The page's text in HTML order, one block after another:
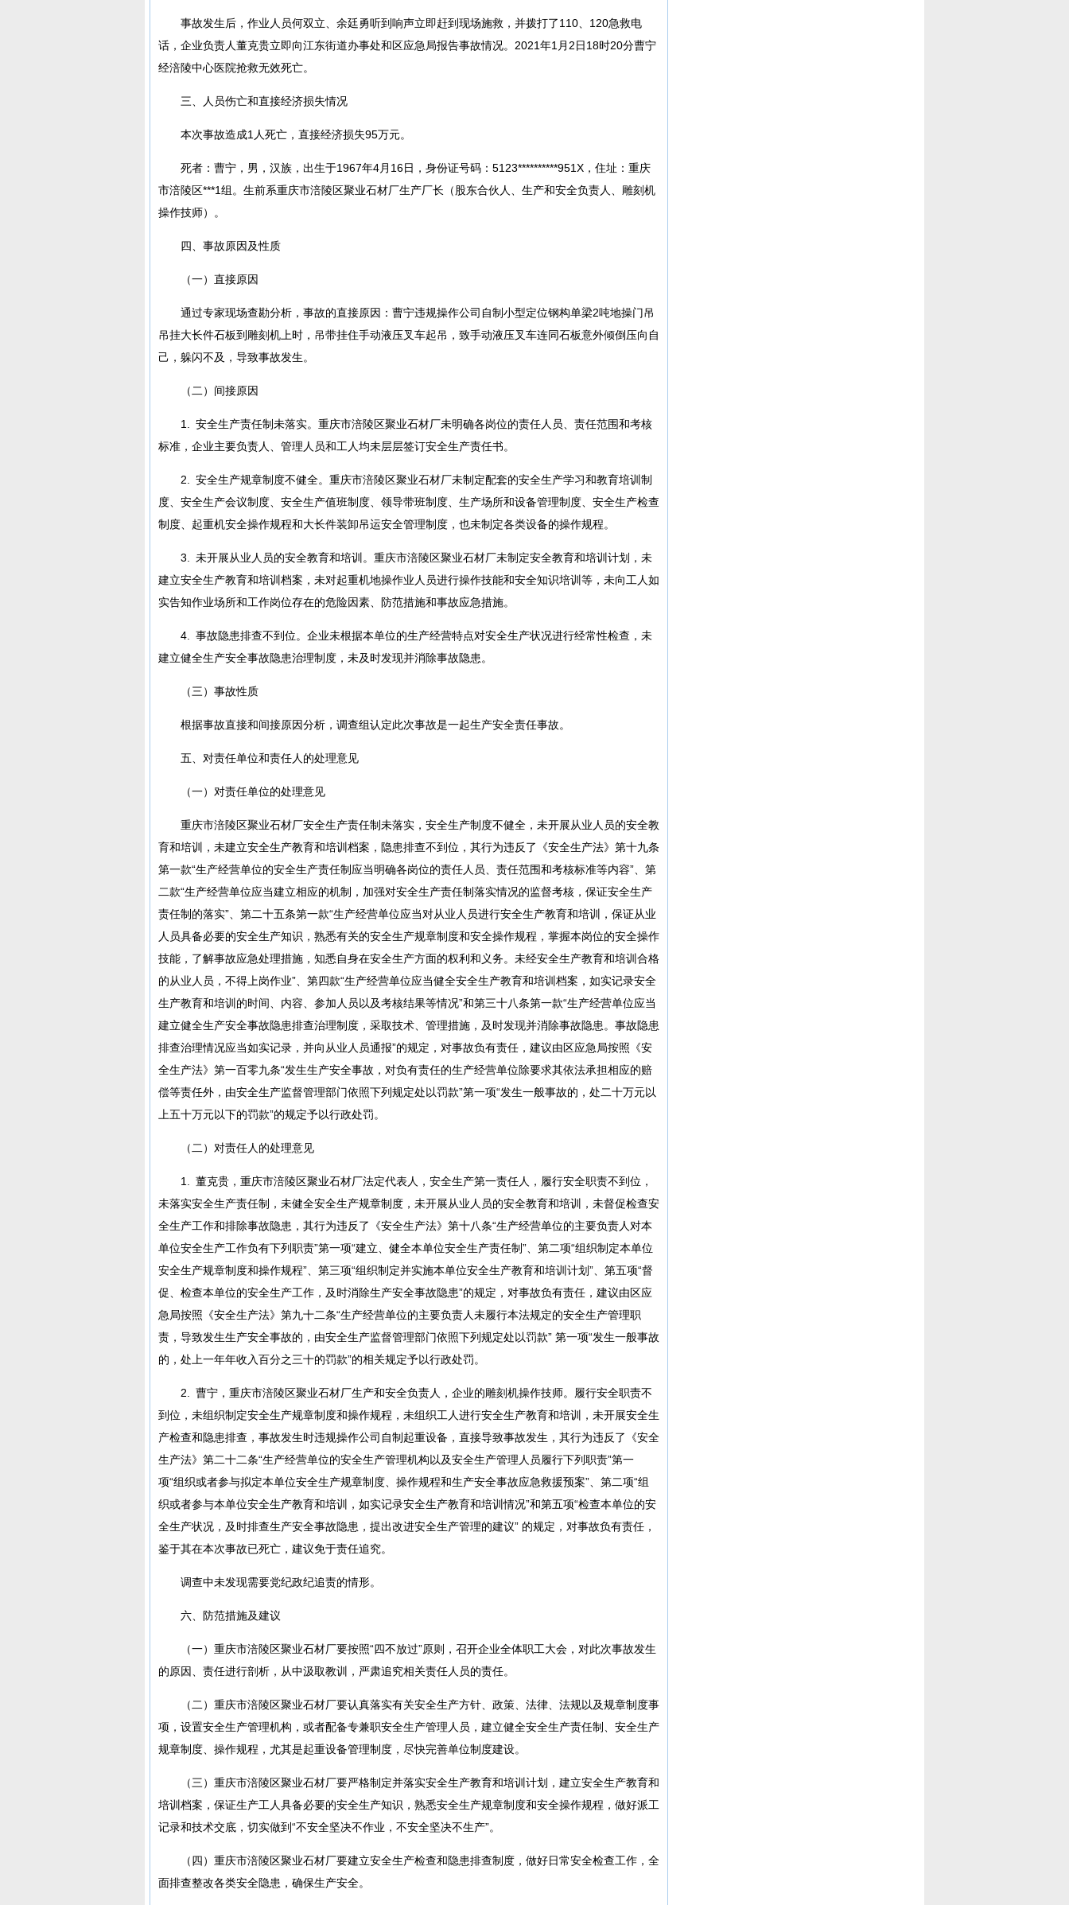
事故发生后，作业人员何双立、余廷勇听到响声立即赶到现场施救，并拨打了110、120急救电
话，企业负责人董克贵立即向江东街道办事处和区应急局报告事故情况。2021年1月2日18时20分曹宁
经涪陵中心医院抢救无效死亡。
三、人员伤亡和直接经济损失情况
本次事故造成1人死亡，直接经济损失95万元。
死者：曹宁，男，汉族，出生于1967年4月16日，身份证号码：5123**********951X，住址：重庆
市涪陵区***1组。生前系重庆市涪陵区聚业石材厂生产厂长（股东合伙人、生产和安全负责人、雕刻机
操作技师）。
四、事故原因及性质
（一）直接原因
通过专家现场查勘分析，事故的直接原因：曹宁违规操作公司自制小型定位钢构单梁2吨地操门吊
吊挂大长件石板到雕刻机上时，吊带挂住手动液压叉车起吊，致手动液压叉车连同石板意外倾倒压向自
己，躲闪不及，导致事故发生。
（二）间接原因
1. 安全生产责任制未落实。重庆市涪陵区聚业石材厂未明确各岗位的责任人员、责任范围和考核
标准，企业主要负责人、管理人员和工人均未层层签订安全生产责任书。
2. 安全生产规章制度不健全。重庆市涪陵区聚业石材厂未制定配套的安全生产学习和教育培训制
度、安全生产会议制度、安全生产值班制度、领导带班制度、生产场所和设备管理制度、安全生产检查
制度、起重机安全操作规程和大长件装卸吊运安全管理制度，也未制定各类设备的操作规程。
3. 未开展从业人员的安全教育和培训。重庆市涪陵区聚业石材厂未制定安全教育和培训计划，未
建立安全生产教育和培训档案，未对起重机地操作业人员进行操作技能和安全知识培训等，未向工人如
实告知作业场所和工作岗位存在的危险因素、防范措施和事故应急措施。
4. 事故隐患排查不到位。企业未根据本单位的生产经营特点对安全生产状况进行经常性检查，未
建立健全生产安全事故隐患治理制度，未及时发现并消除事故隐患。
（三）事故性质
根据事故直接和间接原因分析，调查组认定此次事故是一起生产安全责任事故。
五、对责任单位和责任人的处理意见
（一）对责任单位的处理意见
重庆市涪陵区聚业石材厂安全生产责任制未落实，安全生产制度不健全，未开展从业人员的安全教
育和培训，未建立安全生产教育和培训档案，隐患排查不到位，其行为违反了《安全生产法》第十九条
第一款“生产经营单位的安全生产责任制应当明确各岗位的责任人员、责任范围和考核标准等内容”、第
二款“生产经营单位应当建立相应的机制，加强对安全生产责任制落实情况的监督考核，保证安全生产
责任制的落实”、第二十五条第一款“生产经营单位应当对从业人员进行安全生产教育和培训，保证从业
人员具备必要的安全生产知识，熟悉有关的安全生产规章制度和安全操作规程，掌握本岗位的安全操作
技能，了解事故应急处理措施，知悉自身在安全生产方面的权利和义务。未经安全生产教育和培训合格
的从业人员，不得上岗作业”、第四款“生产经营单位应当健全安全生产教育和培训档案，如实记录安全
生产教育和培训的时间、内容、参加人员以及考核结果等情况”和第三十八条第一款“生产经营单位应当
建立健全生产安全事故隐患排查治理制度，采取技术、管理措施，及时发现并消除事故隐患。事故隐患
排查治理情况应当如实记录，并向从业人员通报”的规定，对事故负有责任，建议由区应急局按照《安
全生产法》第一百零九条“发生生产安全事故，对负有责任的生产经营单位除要求其依法承担相应的赔
偿等责任外，由安全生产监督管理部门依照下列规定处以罚款”第一项“发生一般事故的，处二十万元以
上五十万元以下的罚款”的规定予以行政处罚。
（二）对责任人的处理意见
1. 董克贵，重庆市涪陵区聚业石材厂法定代表人，安全生产第一责任人，履行安全职责不到位，
未落实安全生产责任制，未健全安全生产规章制度，未开展从业人员的安全教育和培训，未督促检查安
全生产工作和排除事故隐患，其行为违反了《安全生产法》第十八条“生产经营单位的主要负责人对本
单位安全生产工作负有下列职责”第一项“建立、健全本单位安全生产责任制”、第二项“组织制定本单位
安全生产规章制度和操作规程”、第三项“组织制定并实施本单位安全生产教育和培训计划”、第五项“督
促、检查本单位的安全生产工作，及时消除生产安全事故隐患”的规定，对事故负有责任，建议由区应
急局按照《安全生产法》第九十二条“生产经营单位的主要负责人未履行本法规定的安全生产管理职
责，导致发生生产安全事故的，由安全生产监督管理部门依照下列规定处以罚款” 第一项“发生一般事故
的，处上一年年收入百分之三十的罚款”的相关规定予以行政处罚。
2. 曹宁，重庆市涪陵区聚业石材厂生产和安全负责人，企业的雕刻机操作技师。履行安全职责不
到位，未组织制定安全生产规章制度和操作规程，未组织工人进行安全生产教育和培训，未开展安全生
产检查和隐患排查，事故发生时违规操作公司自制起重设备，直接导致事故发生，其行为违反了《安全
生产法》第二十二条“生产经营单位的安全生产管理机构以及安全生产管理人员履行下列职责”第一
项“组织或者参与拟定本单位安全生产规章制度、操作规程和生产安全事故应急救援预案”、第二项“组
织或者参与本单位安全生产教育和培训，如实记录安全生产教育和培训情况”和第五项“检查本单位的安
全生产状况，及时排查生产安全事故隐患，提出改进安全生产管理的建议” 的规定，对事故负有责任，
鉴于其在本次事故已死亡，建议免于责任追究。
调查中未发现需要党纪政纪追责的情形。
六、防范措施及建议
（一）重庆市涪陵区聚业石材厂要按照“四不放过”原则，召开企业全体职工大会，对此次事故发生
的原因、责任进行剖析，从中汲取教训，严肃追究相关责任人员的责任。
（二）重庆市涪陵区聚业石材厂要认真落实有关安全生产方针、政策、法律、法规以及规章制度事
项，设置安全生产管理机构，或者配备专兼职安全生产管理人员，建立健全安全生产责任制、安全生产
规章制度、操作规程，尤其是起重设备管理制度，尽快完善单位制度建设。
（三）重庆市涪陵区聚业石材厂要严格制定并落实安全生产教育和培训计划，建立安全生产教育和
培训档案，保证生产工人具备必要的安全生产知识，熟悉安全生产规章制度和安全操作规程，做好派工
记录和技术交底，切实做到“不安全坚决不作业，不安全坚决不生产”。
（四）重庆市涪陵区聚业石材厂要建立安全生产检查和隐患排查制度，做好日常安全检查工作，全
面排查整改各类安全隐患，确保生产安全。